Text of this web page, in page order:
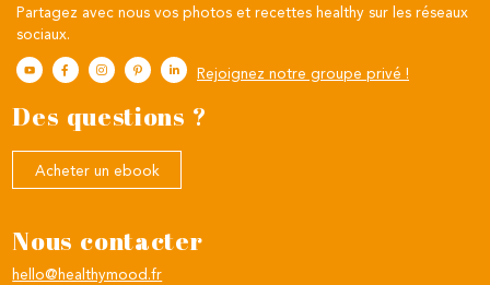
Partagez avec nous vos photos et recettes healthy sur les réseaux
sociaux.
Rejoignez notre groupe privé !
Des questions ?
Acheter un ebook
Nous contacter
hello@healthymood.fr